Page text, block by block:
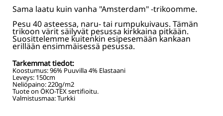
Sama laatu kuin vanha "Amsterdam" -trikoomme.
Pesu 40 asteessa, naru- tai rumpukuivaus. Tämän
trikoon värit säilyvät pesussa kirkkaina pitkään.
Suosittelemme kuitenkin esipesemään kankaan
erillään ensimmäisessä pesussa.
Tarkemmat tiedot:
Koostumus:96% Puuvilla 4% Elastaani
Leveys: 150cm
Neliöpaino:220g/m2
Tuote on ÖKO-TEX sertifioitu.
Valmistusmaa: Turkki